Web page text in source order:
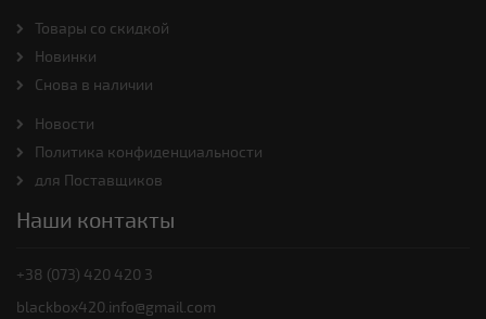
Товары со скидкой
Новинки
Снова в наличии
Новости
Политика конфиденциальности
для Поставщиков
Наши контакты
+38 (073) 420 420 3
blackbox420.info@gmail.com